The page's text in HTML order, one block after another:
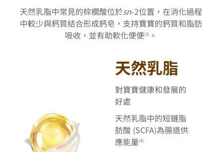
天然乳脂中常見的棕櫚酸位於sn-2位置，在消化過程
中較少與鈣質結合形成鈣皂，支持寶寶的鈣質和脂肪
吸收，並有助軟化便便[2] 。
天然乳脂
對寶寶健康和發展的
好處
天然乳脂中的短鏈脂
肪酸 (SCFA)為腸道供
應能量[4]